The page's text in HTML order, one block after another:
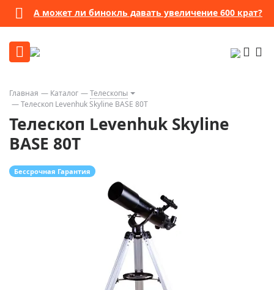
А может ли бинокль давать увеличение 600 крат?
Главная Каталог
Телескопы
Телескоп Levenhuk Skyline BASE 80T
Телескоп Levenhuk Skyline
BASE 80T
Бессрочная Гарантия